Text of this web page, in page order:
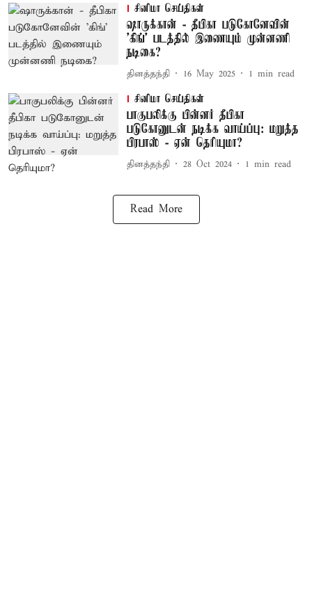
சினிமா செய்திகள்
ஷாருக்கான் - தீபிகா படுகோனேவின்
'கிங்' படத்தில் இணையும் முன்னணி
நடிகை?
தினத்தந்தி 16 May 2025 1 min read
சினிமா செய்திகள்
பாகுபலிக்கு பின்னர் தீபிகா
படுகோனுடன் நடிக்க வாய்ப்பு: மறுத்த
பிரபாஸ் - ஏன் தெரியுமா?
தினத்தந்தி 28 Oct 2024 1 min read
Read More